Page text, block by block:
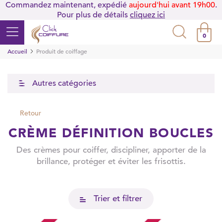
Commandez maintenant, expédié aujourd'hui avant 19h00.
Pour plus de détails cliquez ici
0
Accueil
Produit de coiffage
Autres catégories
Retour
CRÈME DÉFINITION BOUCLES
Des crèmes pour coiffer, discipliner, apporter de la
brillance, protéger et éviter les frisottis.
Trier et filtrer